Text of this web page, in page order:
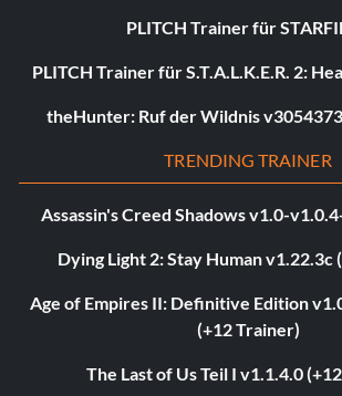
PLITCH Trainer für
PLITCH Trainer für S.T.A.L.K.E.R. 2:
theHunter: Ruf der Wildnis
TRENDING TRAINER
Assassin's Creed Shadows v1.0-
Dying Light 2: Stay Human v1.22.3c
Age of Empires II: Definitive Edition
(+12 Trainer)
The Last of Us Teil I v1.1.4.0